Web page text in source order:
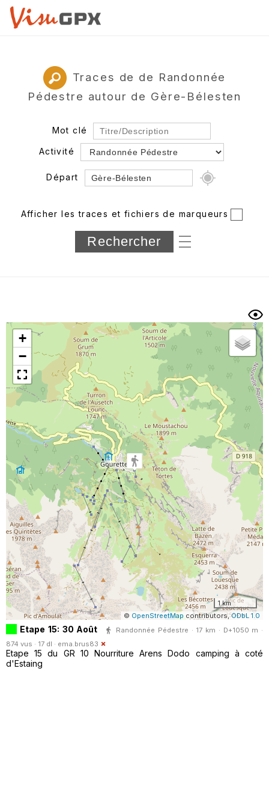
Traces de de Randonnée
Pédestre autour de Gère-Bélesten
Mot clé
Activité
Départ
Département
Longueur min/max
Trier par
Horodatage Photos
Afficher les traces et fichiers de marqueurs
+
−
1 km
© OpenStreetMap contributors,ODbL 1.0
Etape 15: 30 Août
Randonnée Pédestre · 17 km · D+1050 m ·
874 vus · 17 dl · ema.brus83
Etape 15 du GR 10 Nourriture Arens Dodo camping à coté
d'Estaing